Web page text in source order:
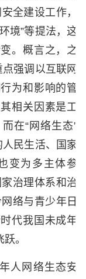
全建设工作，
境”等提法，这
。概言之，之
强调以互联网
为和影响的管
相关因素是工
在“网络生态”
民生活、国家
变为多主体参
治理体系和治
络与青少年日
代我国未成年
。
人网络生态安